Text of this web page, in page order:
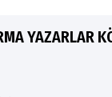
YAZARLAR